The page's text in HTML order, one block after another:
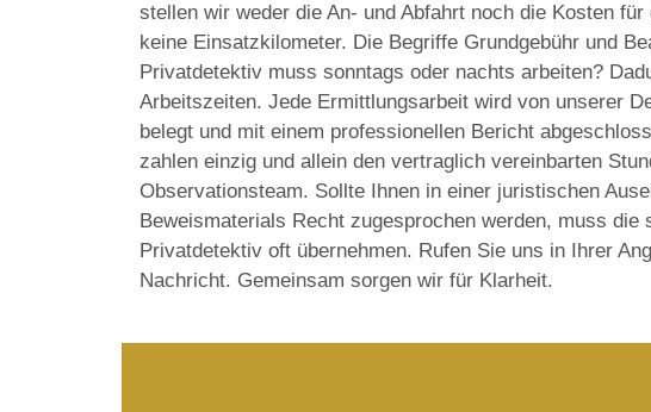
stellen wir weder die An- und Abfahrt noch die Kosten
keine Einsatzkilometer. Die Begriffe Grundgebühr und
Privatdetektiv muss sonntags oder nachts arbeiten?
Arbeitszeiten. Jede Ermittlungsarbeit wird von unserer
belegt und mit einem professionellen Bericht
zahlen einzig und allein den vertraglich vereinbarten
Observationsteam. Sollte Ihnen in einer juristischen
Beweismaterials Recht zugesprochen werden, muss
Privatdetektiv oft übernehmen. Rufen Sie uns in Ihrer
Nachricht. Gemeinsam sorgen wir für Klarheit.